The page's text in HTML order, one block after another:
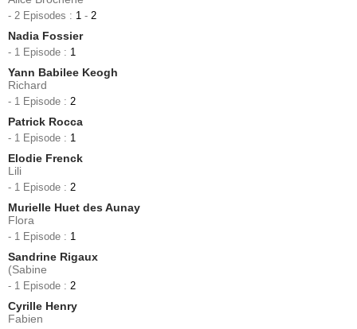
- 2 Episodes : 1 - 2
Nadia Fossier
- 1 Episode : 1
Yann Babilee Keogh
Richard
- 1 Episode : 2
Patrick Rocca
- 1 Episode : 1
Elodie Frenck
Lili
- 1 Episode : 2
Murielle Huet des Aunay
Flora
- 1 Episode : 1
Sandrine Rigaux
(Sabine
- 1 Episode : 2
Cyrille Henry
Fabien